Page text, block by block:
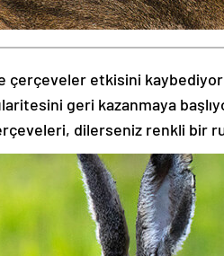
çerçeveler etkisini
geri kazanmaya
dilerseniz renkli bir